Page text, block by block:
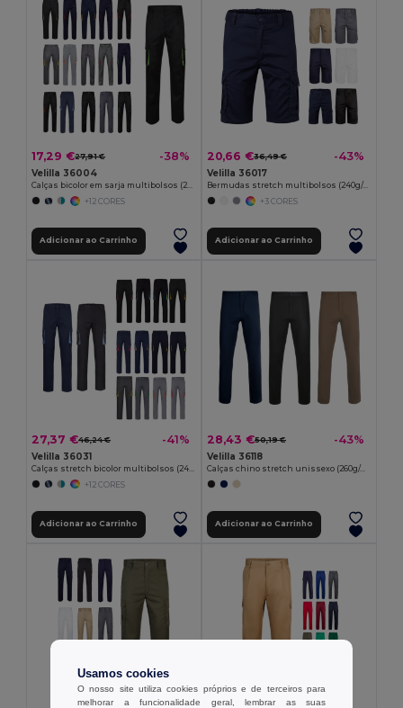
17,29 €27,91 € -38%
Velilla 36004
+12 CORES
Adicionar ao Carrinho
20,66 €36,49 € -43%
Velilla 36017
Bermudas stretch multibolsos (240g/m²), em algodão (46%), EME (38%) e poliéster (16%)
+3 CORES
Adicionar ao Carrinho
27,37 €46,24 € -41%
Velilla 36031
+12 CORES
Adicionar ao Carrinho
28,43 €50,19 € -43%
Velilla 36118
Calças chino stretch unissexo (260g/m²), em algodão (98%) e elastano (2%)
Adicionar ao Carrinho
Usamos cookies
O nosso site utiliza cookies próprios e de terceiros para
melhorar a funcionalidade geral, lembrar as suas